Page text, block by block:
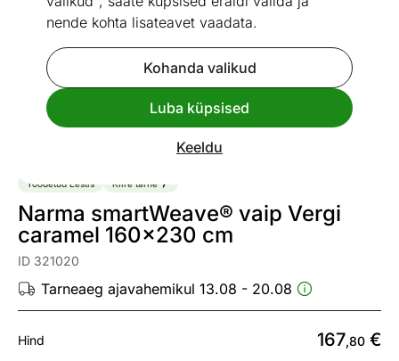
nende kohta lisateavet vaadata.
Kohanda valikud
Luba küpsised
Keeldu
Go to slide 9
Go to slide 10
Vaata sarnaseid
Toodetud Eestis Kiire tarne
Narma smartWeave® vaip Vergi
caramel 160x230 cm
ID 321020
Tarneaeg ajavahemikul 13.08 - 20.08
Hind 167,80 €